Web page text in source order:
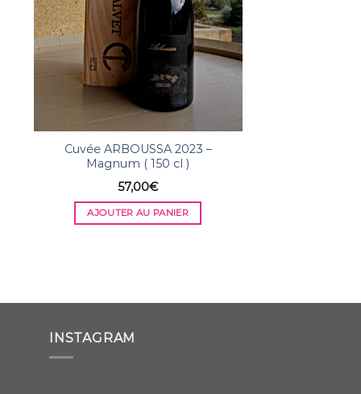
Cuvée ARBOUSSA 2023 –
Magnum ( 150 cl )
57,00€
AJOUTER AU PANIER
INSTAGRAM